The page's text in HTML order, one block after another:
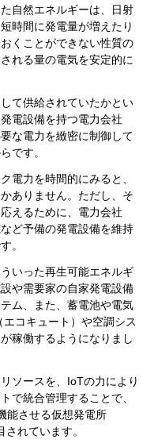
自然エネルギーは、日射
時間に発電量が増えたり
くことができない性質の
れる量の電気を安定的に
て供給されていたかとい
電設備を持つ電力会社
な電力を緻密に制御して
です。
電力を時間的にみると、
ありません。ただし、そ
えるために、電力会社
ど予備の発電設備を維持
。
いった再生可能エネルギ
や需要家の自家発電設備
ム、また、蓄電池や電気
コキュート）や空調シス
稼働するようになりまし
ソースを、IoTの力により
で統合管理することで、
能させる仮想発電所
されています。